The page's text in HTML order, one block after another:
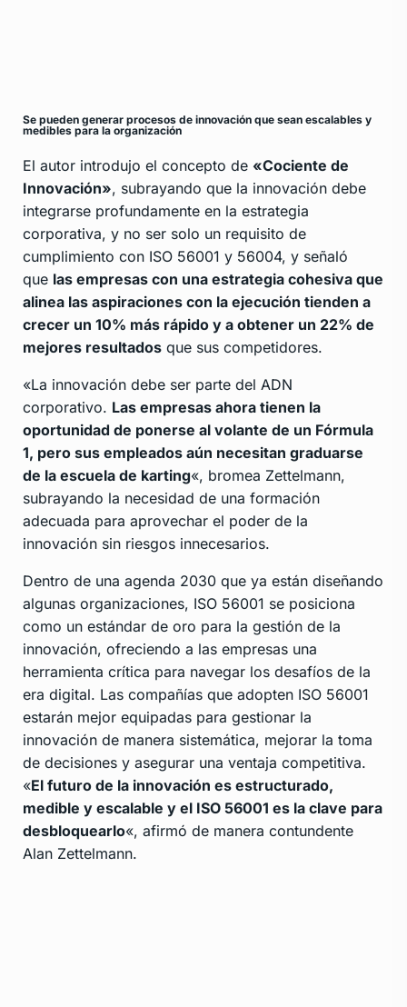
Se pueden generar procesos de innovación que sean escalables y
medibles para la organización
El autor introdujo el concepto de «Cociente de
Innovación», subrayando que la innovación debe
integrarse profundamente en la estrategia
corporativa, y no ser solo un requisito de
cumplimiento con ISO 56001 y 56004, y señaló
que las empresas con una estrategia cohesiva que
alinea las aspiraciones con la ejecución tienden a
crecer un 10% más rápido y a obtener un 22% de
mejores resultados que sus competidores.
«La innovación debe ser parte del ADN
corporativo. Las empresas ahora tienen la
oportunidad de ponerse al volante de un Fórmula
1, pero sus empleados aún necesitan graduarse
de la escuela de karting«, bromea Zettelmann,
subrayando la necesidad de una formación
adecuada para aprovechar el poder de la
innovación sin riesgos innecesarios.
Dentro de una agenda 2030 que ya están diseñando
algunas organizaciones, ISO 56001 se posiciona
como un estándar de oro para la gestión de la
innovación, ofreciendo a las empresas una
herramienta crítica para navegar los desafíos de la
era digital. Las compañías que adopten ISO 56001
estarán mejor equipadas para gestionar la
innovación de manera sistemática, mejorar la toma
de decisiones y asegurar una ventaja competitiva.
«El futuro de la innovación es estructurado,
medible y escalable y el ISO 56001 es la clave para
desbloquearlo«, afirmó de manera contundente
Alan Zettelmann.